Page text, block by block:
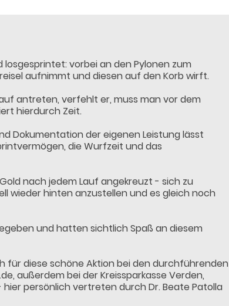
vorbei an den Pylonen zum
aufnimmt und diesen auf den Korb wirft.
antreten, verfehlt er, muss man vor dem
hierdurch Zeit.
Dokumentation der eigenen Leistung lässt
die Wurfzeit und das
nach jedem Lauf angekreuzt - sich zu
wieder hinten anzustellen und es gleich noch
und hatten sichtlich Spaß an diesem
für diese schöne Aktion bei den durchführenden
außerdem bei der Kreissparkasse Verden,
persönlich vertreten durch Dr. Beate Patolla